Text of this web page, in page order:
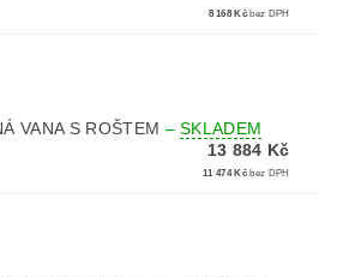
8 168 Kč bez DPH
VANA S ROŠTEM –SKLADEM
13 884 Kč
11 474 Kč bez DPH